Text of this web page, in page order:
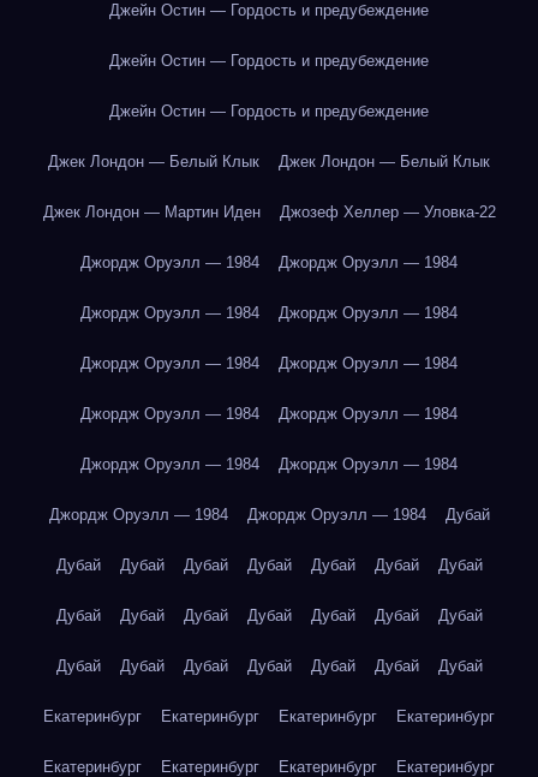
Джейн Остин — Гордость и предубеждение
Джейн Остин — Гордость и предубеждение
Джейн Остин — Гордость и предубеждение
Джек Лондон — Белый Клык Джек Лондон — Белый Клык
Джек Лондон — Мартин Иден Джозеф Хеллер — Уловка-22
Джордж Оруэлл — 1984 Джордж Оруэлл — 1984
Джордж Оруэлл — 1984 Джордж Оруэлл — 1984
Джордж Оруэлл — 1984 Джордж Оруэлл — 1984
Джордж Оруэлл — 1984 Джордж Оруэлл — 1984
Джордж Оруэлл — 1984 Джордж Оруэлл — 1984
Джордж Оруэлл — 1984 Джордж Оруэлл — 1984 Дубай
Дубай Дубай Дубай Дубай Дубай Дубай Дубай
Дубай Дубай Дубай Дубай Дубай Дубай Дубай
Дубай Дубай Дубай Дубай Дубай Дубай Дубай
Екатеринбург Екатеринбург Екатеринбург Екатеринбург
Екатеринбург Екатеринбург Екатеринбург Екатеринбург